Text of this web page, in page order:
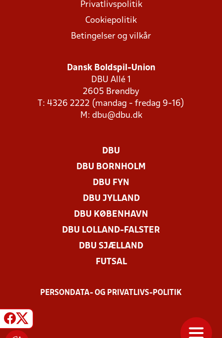
Privatlivspolitik
Cookiepolitik
Betingelser og vilkår
Dansk Boldspil-Union
DBU Allé 1
2605 Brøndby
T: 4326 2222 (mandag - fredag 9-16)
M: dbu@dbu.dk
DBU
DBU BORNHOLM
DBU FYN
DBU JYLLAND
DBU KØBENHAVN
DBU LOLLAND-FALSTER
DBU SJÆLLAND
FUTSAL
PERSONDATA- OG PRIVATLIVS-POLITIK